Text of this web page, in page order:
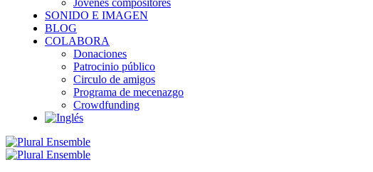
Jóvenes compositores
SONIDO E IMAGEN
BLOG
COLABORA
Donaciones
Patrocinio público
Circulo de amigos
Programa de mecenazgo
Crowdfunding